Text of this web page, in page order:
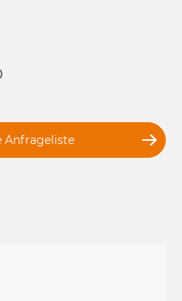
den
Anfrageliste